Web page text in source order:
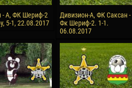
- А, ФК Шериф-2
5-1, 22.08.2017
Дивизион-А, ФК Саксан -
Фк Шериф-2. 1-1.
06.08.2017